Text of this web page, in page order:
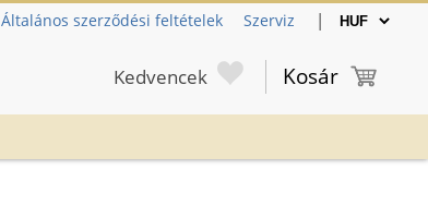
Általános szerződési feltételek Szerviz |
Kedvencek Kosár